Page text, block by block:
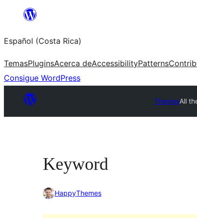
Saltar
contenido
Español (Costa Rica)
TemasPluginsAcerca deAccessibilityPatterns
Consigue WordPress
ThemesAll
Keyword
HappyThemes